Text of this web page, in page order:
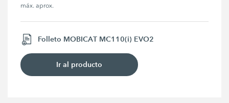
máx. aprox.
Folleto MOBICAT MC110(i) EVO2
Ir al producto